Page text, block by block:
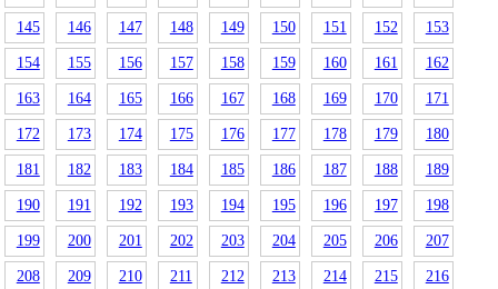
145 146 147 148 149 150 151 152 153
154 155 156 157 158 159 160 161 162
163 164 165 166 167 168 169 170 171
172 173 174 175 176 177 178 179 180
181 182 183 184 185 186 187 188 189
190 191 192 193 194 195 196 197 198
199 200 201 202 203 204 205 206 207
208 209 210 211 212 213 214 215 216